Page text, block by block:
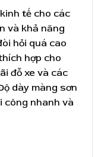
tế cho các
và khả năng
hỏi quá cao
hợp cho
đỗ xe và các
dày màng sơn
công nhanh và